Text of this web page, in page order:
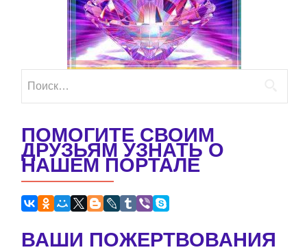
ПОМОГИТЕ СВОИМ
ДРУЗЬЯМ УЗНАТЬ О
НАШЕМ ПОРТАЛЕ
ВАШИ ПОЖЕРТВОВАНИЯ